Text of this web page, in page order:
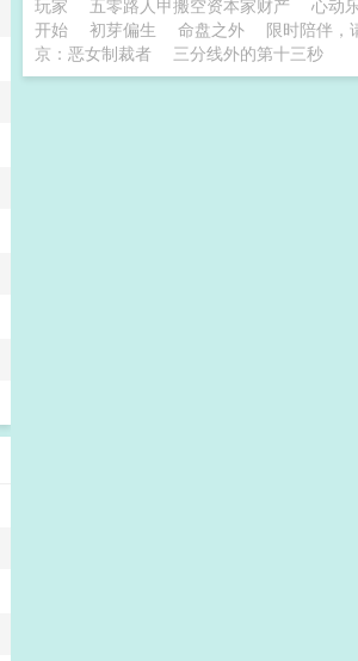
玩家
五零路人甲搬空资本家财产 心动
开始
初芽偏生 命盘之外 限时陪伴，
京：恶女制裁者
三分线外的第十三秒